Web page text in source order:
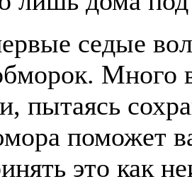
седые
Много
пытаясь
поможет
это как